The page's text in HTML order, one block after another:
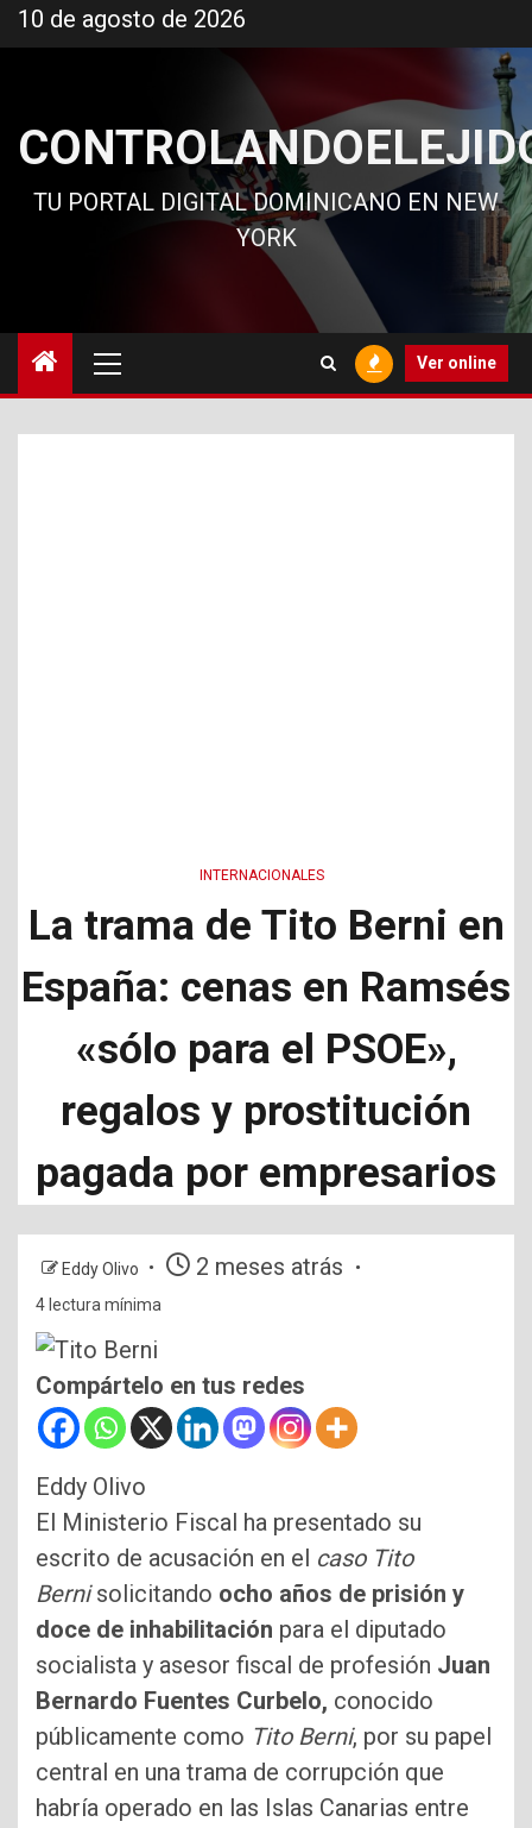
al
10 de agosto de 2026
TU PORTAL DIGITAL DOMINICANO EN NEW
YORK
principal
Ver online
INTERNACIONALES
La trama de Tito Berni en
España: cenas en Ramsés
«sólo para el PSOE»,
regalos y prostitución
pagada por empresarios
Eddy Olivo 2 meses atrás
4 lectura mínima
Compártelo en tus redes
Eddy Olivo
El Ministerio Fiscal ha presentado su
escrito de acusación en el caso Tito
Bernisolicitando ocho años de prisión y
doce de inhabilitación para el diputado
socialista y asesor fiscal de profesión Juan
Bernardo Fuentes Curbelo, conocido
públicamente como Tito Berni, por su papel
central en una trama de corrupción que
habría operado en las Islas Canarias entre